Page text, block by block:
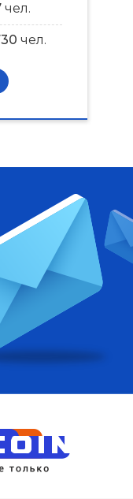
чел.
чел.